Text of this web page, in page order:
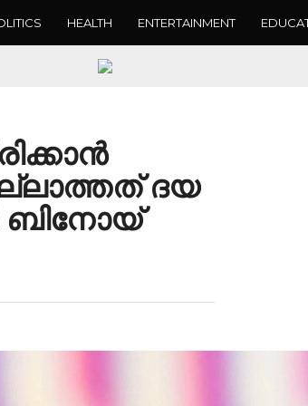
HEALTH ENTERTAINMENT
ദയ
ബിനോയ്